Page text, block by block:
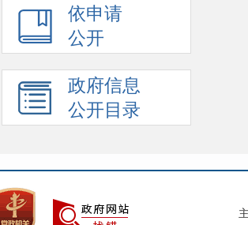
依申请
公开
政府信息
公开目录